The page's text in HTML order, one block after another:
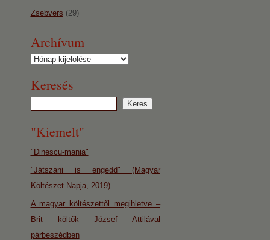
Zsebvers (29)
Archívum
Archívum
Keresés
"Kiemelt"
"Dinescu-mania"
"Játszani is engedd" (Magyar
Költészet Napja, 2019)
A magyar költészettől megihletve –
Brit költők József Attilával
párbeszédben